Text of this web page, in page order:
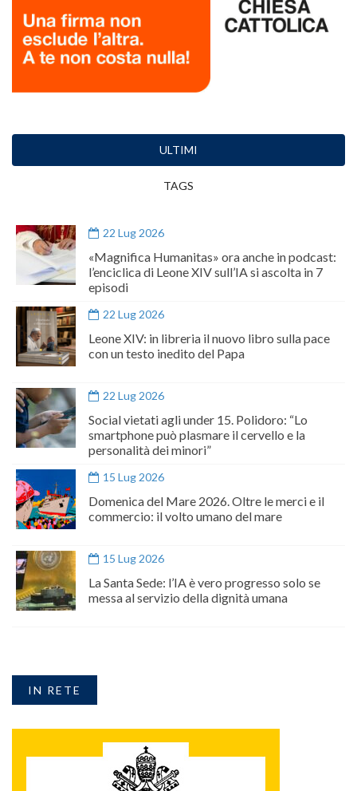
ULTIMI
TAGS
22 Lug 2026
«Magnifica Humanitas» ora anche in podcast:
l’enciclica di Leone XIV sull’IA si ascolta in 7
episodi
22 Lug 2026
Leone XIV: in libreria il nuovo libro sulla pace
con un testo inedito del Papa
22 Lug 2026
Social vietati agli under 15. Polidoro: “Lo
smartphone può plasmare il cervello e la
personalità dei minori”
15 Lug 2026
Domenica del Mare 2026. Oltre le merci e il
commercio: il volto umano del mare
15 Lug 2026
La Santa Sede: l’IA è vero progresso solo se
messa al servizio della dignità umana
IN RETE